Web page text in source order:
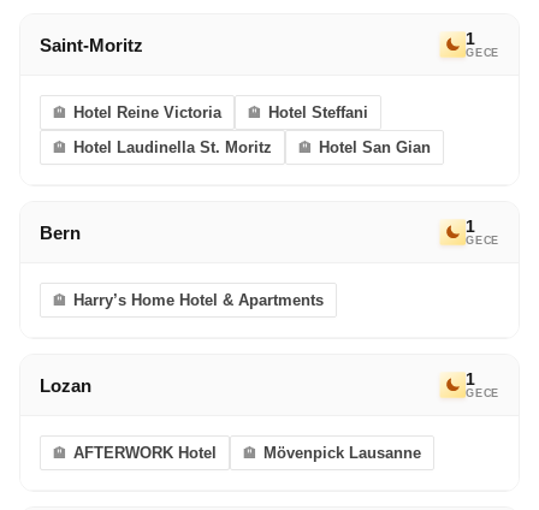
Saint-Moritz 1
GECE
Hotel Reine Victoria
Hotel Steffani
Hotel Laudinella St. Moritz
Hotel San Gian
Bern 1
GECE
Harry’s Home Hotel & Apartments
Lozan 1
GECE
AFTERWORK Hotel Mövenpick Lausanne